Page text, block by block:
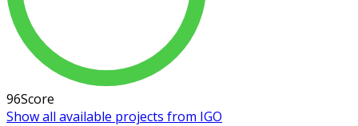
96Score
Show all available projects from IGO